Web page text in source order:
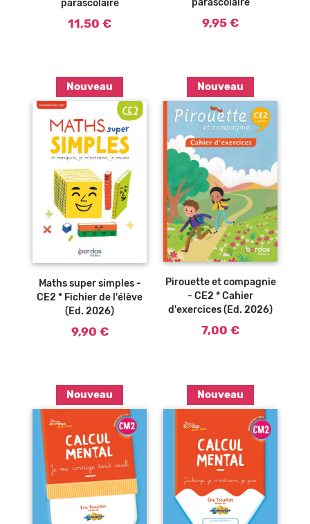
parascolaire
11,50 €
parascolaire
9,95 €
Nouveau
Ajouter au
Maths super simples -
CE2 * Fichier de l'élève
(Ed. 2026)
9,90 €
Nouveau
Ajouter au
Pirouette et compagnie
- CE2 * Cahier
d'exercices (Ed. 2026)
7,00 €
Nouveau Nouveau